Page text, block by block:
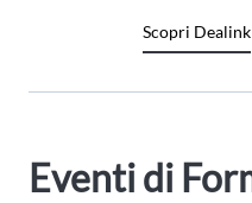
Scopri Dealink
Eventi di